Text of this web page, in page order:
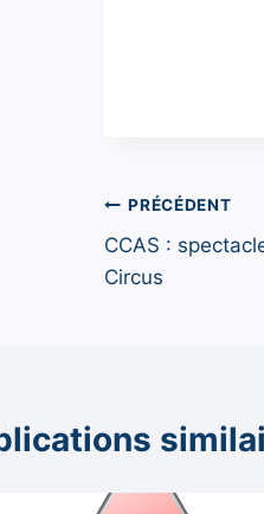
Navigation
de
PRÉCÉDENT
CCAS :
Circus